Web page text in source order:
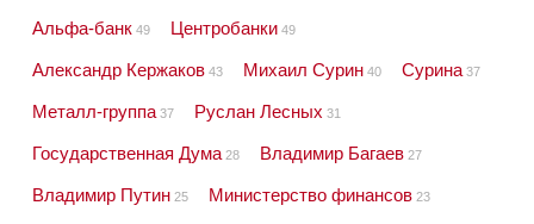
Альфа-банк 49 Центробанки 49
Александр Кержаков 43 Михаил Сурин 40 Сурина 37
Металл-группа 37 Руслан Лесных 31
Государственная Дума 28 Владимир Багаев 27
Владимир Путин 25 Министерство финансов 23